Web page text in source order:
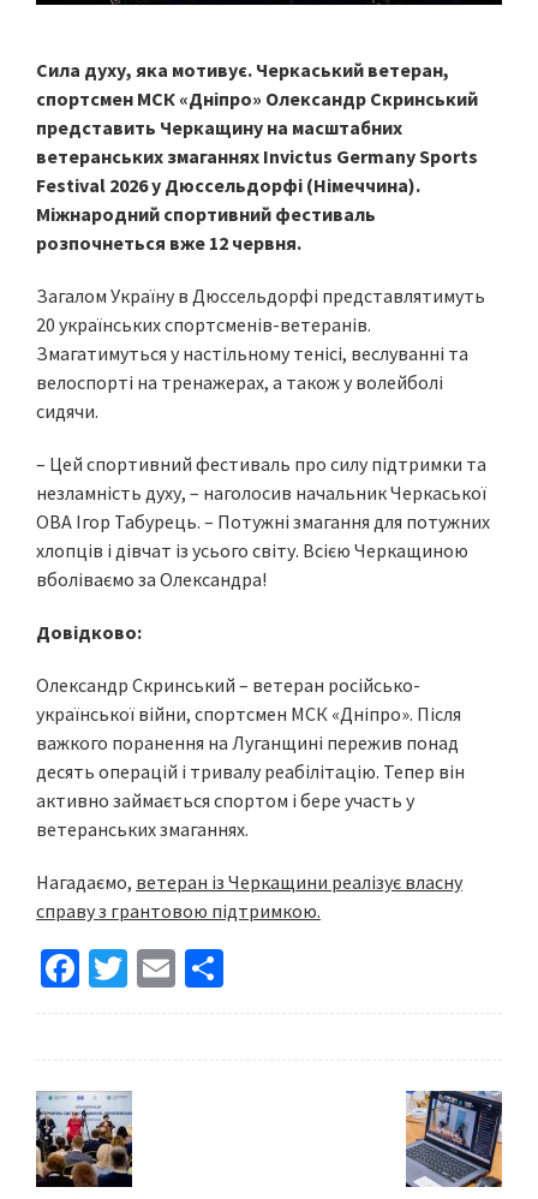
Сила духу, яка мотивує. Черкаський ветеран,
спортсмен МСК «Дніпро» Олександр Скринський
представить Черкащину на масштабних
ветеранських змаганнях Invictus Germany Sports
Festival 2026 у Дюссельдорфі (Німеччина).
Міжнародний спортивний фестиваль
розпочнеться вже 12 червня.
Загалом Україну в Дюссельдорфі представлятимуть
20 українських спортсменів-ветеранів.
Змагатимуться у настільному тенісі, веслуванні та
велоспорті на тренажерах, а також у волейболі
сидячи.
– Цей спортивний фестиваль про силу підтримки та
незламність духу, – наголосив начальник Черкаської
ОВА Ігор Табурець. – Потужні змагання для потужних
хлопців і дівчат із усього світу. Всією Черкащиною
вболіваємо за Олександра!
Довідково:
Олександр Скринський – ветеран російсько-
української війни, спортсмен МСК «Дніпро». Після
важкого поранення на Луганщині пережив понад
десять операцій і тривалу реабілітацію. Тепер він
активно займається спортом і бере участь у
ветеранських змаганнях.
Нагадаємо, ветеран із Черкащини реалізує власну
справу з грантовою підтримкою.
Fa
ce
o
o
k
T
wi
er
E
m h